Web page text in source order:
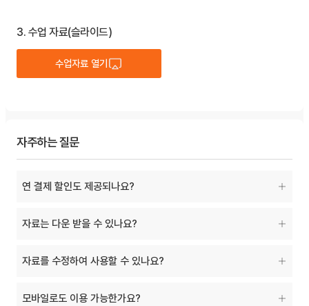
3. 수업 자료(슬라이드)
수업자료 열기
자주하는 질문
연 결제 할인도 제공되나요?
자료는 다운 받을 수 있나요?
자료를 수정하여 사용할 수 있나요?
모바일로도 이용 가능한가요?